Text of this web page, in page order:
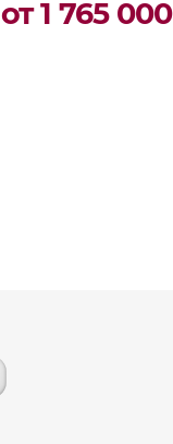
от 1 765 000